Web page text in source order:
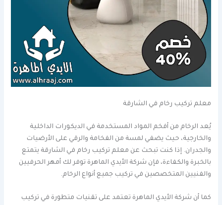
معلم تركيب رخام في الشارقة
يُعد الرخام من أفخم المواد المستخدمة في الديكورات الداخلية
والخارجية، حيث يضفي لمسة من الفخامة والرقي على الأرضيات
والجدران. إذا كنت تبحث عن معلم تركيب رخام في الشارقة يتمتع
بالخبرة والكفاءة، فإن شركة الأيدي الماهرة توفر لك أمهر الحرفيين
والفنيين المتخصصين في تركيب جميع أنواع الرخام.
كما أن شركة الأيدي الماهرة تعتمد على تقنيات متطورة في تركيب